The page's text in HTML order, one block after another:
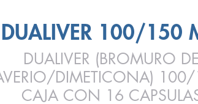
DUALIVER 100/150
DUALIVER (BROMURO DE
DIMETICONA)
CAJA CON 16